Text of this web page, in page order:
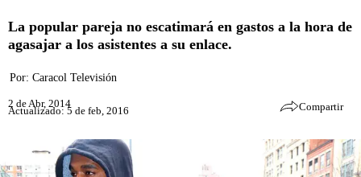
La popular pareja no escatimará en gastos a la hora de
agasajar a los asistentes a su enlace.
Por: Caracol Televisión
2 de Abr, 2014
Actualizado: 5 de feb, 2016 Compartir